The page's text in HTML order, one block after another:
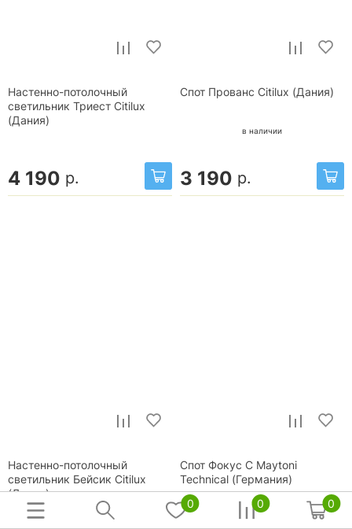
Настенно-потолочный
светильник Триест Citilux
(Дания)
4 190 р.
Спот Прованс Citilux (Дания)
в наличии
3 190 р.
Настенно-потолочный
светильник Бейсик Citilux
(Дания)
Спот Фокус С Maytoni
Technical (Германия)
в наличии
0 0 0